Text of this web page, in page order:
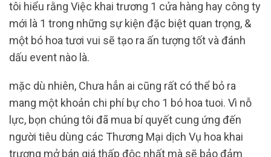
tôi hiểu rằng Việc khai trương 1 cửa hàng hay công ty
mới là 1 trong những sự kiện đặc biệt quan trọng, &
một bó hoa tươi vui sẽ tạo ra ấn tượng tốt và đánh
dấu event nào là.
mặc dù nhiên, Chưa hẳn ai cũng rất có thể bỏ ra
mang một khoản chi phí bự cho 1 bó hoa tuoi. Vì nỗ
lực, bọn chúng tôi đã mua bí quyết cung ứng đến
người tiêu dùng các Thương Mại dịch Vụ hoa khai
trương mở bán giá thấp độc nhất mà sẽ bảo đảm